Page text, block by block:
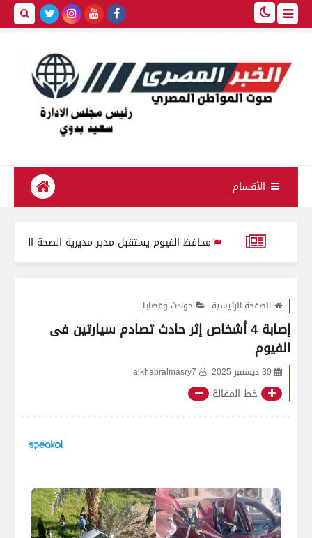
الأقسام
محافظ الفيوم يستقبل مدير مديرية الصحة الجديد ويؤكد:
الصفحة الرئيسية حوادث وقضايا
إصابة 4 أشخاص إثر حادث تصادم سيارتين فى
الفيوم
30 ديسمبر 2025 alkhabralmasry7
خط المقالة